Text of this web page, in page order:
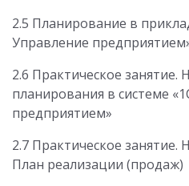
2.5 Планирование в
Управление
2.6 Практическое занятие.
планирования в системе
предприятием»
2.7 Практическое
План реализации (продаж)